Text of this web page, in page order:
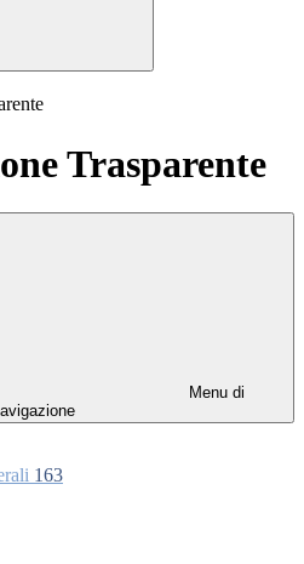
Trasparente
Menu di
163